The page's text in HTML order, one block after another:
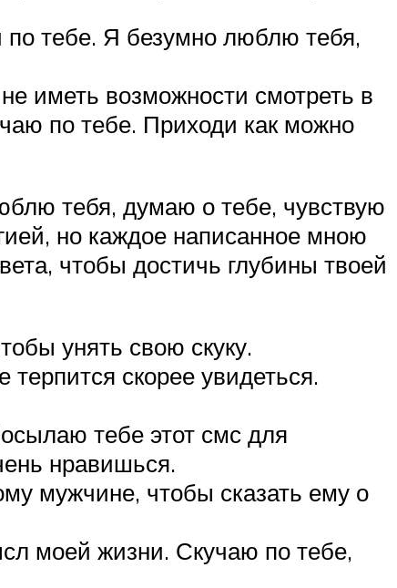
по тебе. Я безумно люблю тебя,
иметь возможности смотреть в
по тебе. Приходи как можно
тебя, думаю о тебе, чувствую
но каждое написанное мною
чтобы достичь глубины твоей
унять свою скуку.
скорее увидеться.
тебе этот смс для
нравишься.
мужчине, чтобы сказать ему о
моей жизни. Скучаю по тебе,